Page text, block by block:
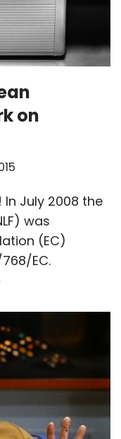
on
July 2008 the
was
(EC)
EC.